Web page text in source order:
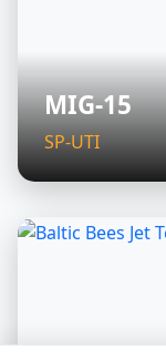
MIG-15
SP-UTI